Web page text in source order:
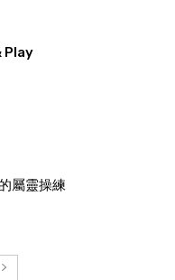
Play
屬靈操練